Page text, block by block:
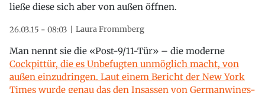
ließe diese sich aber von außen öffnen.
26.03.15 - 08:03 Laura Frommberg
Man nennt sie die «Post-9/11-Tür» – die moderne
Cockpittür, die es Unbefugten unmöglich macht, von
außen einzudringen. Laut einem Bericht der New York
Times wurde genau das den Insassen von Germanwings-